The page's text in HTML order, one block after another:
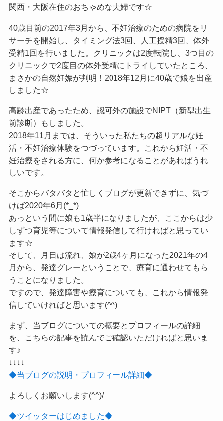
関西・大阪在住のおちゃめな夫婦です☆
40歳目前の2017年3月から、不妊治療のための病院をリ
サーチを開始し、タイミング法3回、人工授精3回、体外
受精1回を行いました。クリニックは2度転院し、3つ目の
クリニックで2度目の体外受精にトライしていたところ、
まさかの自然妊娠が判明！2018年12月に40歳で娘を出産
しました☆
高齢出産であったため、認可外の施設でNIPT（新型出生
前診断）もしました。
2018年11月までは、そういった私たちの超リアルな妊
活・不妊治療体験をつづっています。これから妊活・不
妊治療をされる方に、何か参考になることがあればうれ
しいです。
そこからバタバタと忙しくブログが更新できずに、気づ
けば2020年6月(*_*)
あっという間に娘も1歳半になりましたが、ここからは少
しずつ育児等について情報発信して行ければと思ってい
ます☆
そして、月日は流れ、娘が2歳4ヶ月になった2021年の4
月から、発達グレーということで、療育に通わせてもら
うことになりました。
ですので、発達障害や療育についても、これから情報発
信していければと思います(^^)
まず、当ブログについての概要とプロフィールの詳細
を、こちらの記事を読んでご確認いただければと思いま
す♪
↓↓↓↓
◆当ブログの説明・プロフィール詳細◆
よろしくお願いします(^^)/
◆ツイッターはじめました◆